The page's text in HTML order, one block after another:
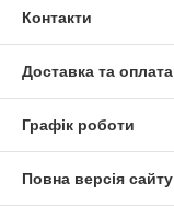
Контакти
Доставка та оплата
Графік роботи
Повна версія сайту